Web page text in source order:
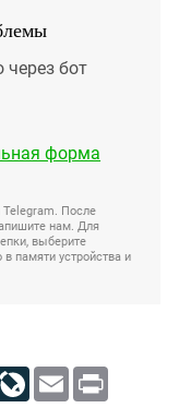
через бот
форма
Telegram. После
нам. Для
выберите
памяти устройства и
LiveJournal
Email Print